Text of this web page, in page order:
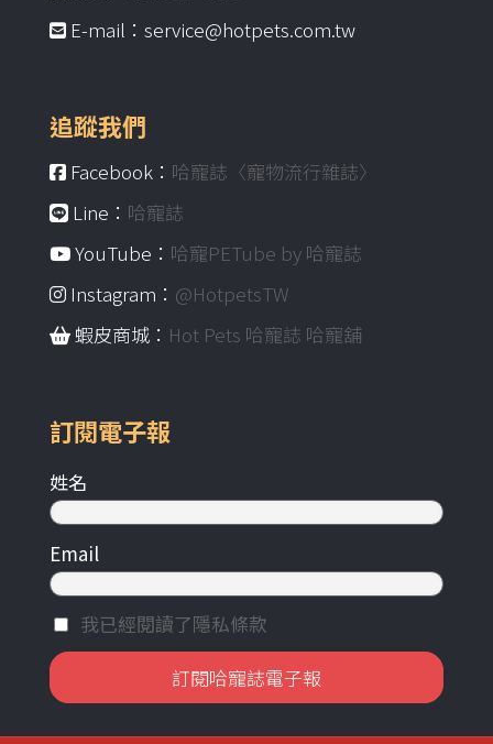
E-mail：service@hotpets.com.tw
追蹤我們
Facebook： 哈寵誌〈寵物流行雜誌〉
Line： 哈寵誌
YouTube： 哈寵PETube by 哈寵誌
Instagram： @HotpetsTW
蝦皮商城： Hot Pets 哈寵誌 哈寵舖
訂閱電子報
姓名
Email
我已經閱讀了隱私條款